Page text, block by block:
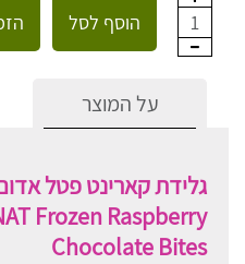
1 הוסף לסל
על המוצר
גלידת קארינט פטל
Frozen Raspberry
Chocolate Bites